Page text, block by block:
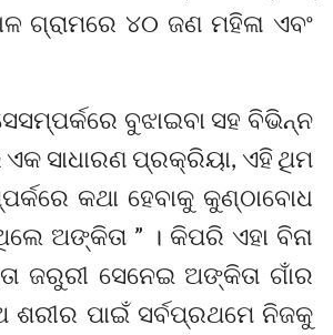
ଗ୍ରାମରେ ୪୦ ଜଣ ମହିଳା ଏବଂ
ବୁଝାଇବା ସହ ବିଭିନ୍ନ
ସାଧାରଣ ପ୍ରକ୍ରିୟା, ଏହି ଥିମ
କଥା ହେବାକୁ କୁଣ୍ଠାବୋଧ
ଅଙ୍କିତା ” । କିପରି ଏହା ବିନା
ଜରୁରୀ ସେନେଇ ଅଙ୍କିତା ଗାଁର
ପାଇଁ ସର୍ବପ୍ରଥମେ ନିଜକୁ